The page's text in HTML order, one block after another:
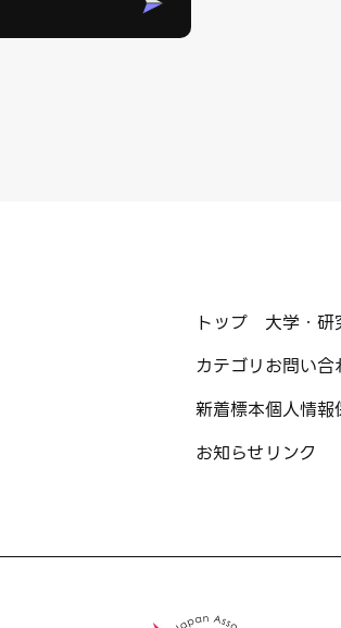
トップ
カテゴリ
新着標本
お知らせ
大学・研
お問い合
個人情報
リンク